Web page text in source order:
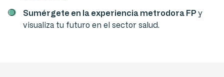
Sumérgete en la experiencia metrodora FP y
visualiza tu futuro en el sector salud.